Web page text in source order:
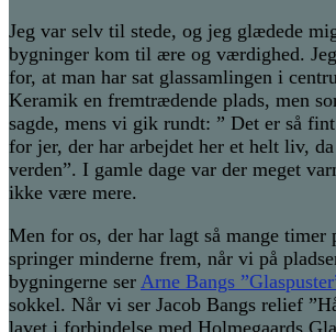
Jeg var selv til stede, og jeg glædede
bygninger kom til ære og værdighed.
for, at man har sat glassamlingen i
Keramik en fremtrædende plads, men
sagde, mens vi gik rundt: ” Det er så
for jer, der har arbejdet her et helt liv, da
verden”. I gamle dage var der meget
ikke være mere.
Men for os, der har lagt så mange timer
springer minderne frem, når vi på
bygningerne ser Arne Bangs
sokkel. Når vi ser Jacob Bangs relief
lavet i forbindelse med Holmegaards